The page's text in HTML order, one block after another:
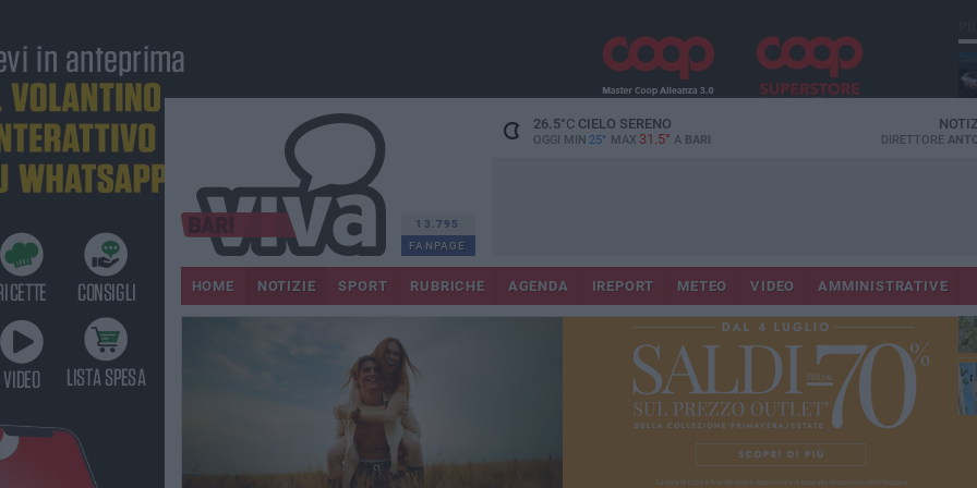
13.795
FANPAGE
26.5°CCIELO SERENO
OGGI MIN 25° MAX 31.5° A BARI DIRETTORE
HOME NOTIZIE SPORT RUBRICHE AGENDA IREPORT METEO VIDEO AMMINISTRATIVE